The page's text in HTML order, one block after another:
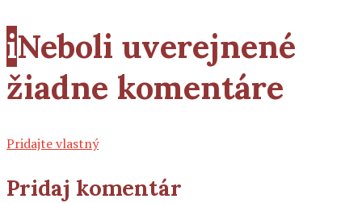
iNeboli uverejnené
žiadne komentáre
Pridajte vlastný
Pridaj komentár